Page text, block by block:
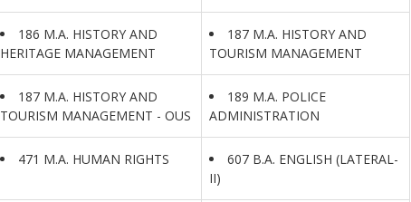
186 M.A. HISTORY AND
HERITAGE MANAGEMENT
187 M.A. HISTORY AND
TOURISM MANAGEMENT
187 M.A. HISTORY AND
TOURISM MANAGEMENT - OUS
189 M.A. POLICE
ADMINISTRATION
471 M.A. HUMAN RIGHTS
607 B.A. ENGLISH (LATERAL-
II)